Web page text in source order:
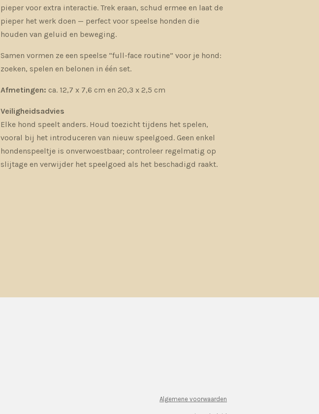
pieper voor extra interactie. Trek eraan, schud ermee en laat de
pieper het werk doen — perfect voor speelse honden die
houden van geluid en beweging.
Samen vormen ze een speelse “full-face routine” voor je hond:
zoeken, spelen en belonen in één set.
Afmetingen: ca. 12,7 x 7,6 cm en 20,3 x 2,5 cm
Veiligheidsadvies
Elke hond speelt anders. Houd toezicht tijdens het spelen,
vooral bij het introduceren van nieuw speelgoed. Geen enkel
hondenspeeltje is onverwoestbaar; controleer regelmatig op
slijtage en verwijder het speelgoed als het beschadigd raakt.
Algemene voorwaarden